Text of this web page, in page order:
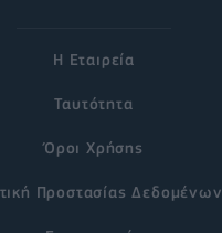
Η Εταιρεία
Ταυτότητα
Όροι Χρήσης
Προστασίας Δεδομένων